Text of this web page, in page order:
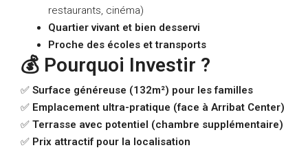
restaurants, cinéma)
Quartier vivant et bien desservi
Proche des écoles et transports
💰 Pourquoi Investir ?
✅ Surface généreuse (132m²) pour les familles
✅ Emplacement ultra-pratique (face à Arribat Center)
✅ Terrasse avec potentiel (chambre supplémentaire)
✅ Prix attractif pour la localisation